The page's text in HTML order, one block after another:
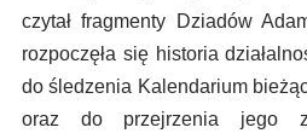
czytał fragmenty Dziadów
rozpoczęła się historia
do śledzenia Kalendarium
oraz do przejrzenia jego